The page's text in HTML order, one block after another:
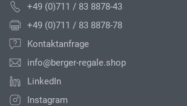
+49 (0)711 / 83 8878-43
+49 (0)711 / 83 8878-78
Kontaktanfrage
info@berger-regale.shop
LinkedIn
Instagram